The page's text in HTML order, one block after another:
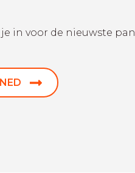
in voor de nieuwste